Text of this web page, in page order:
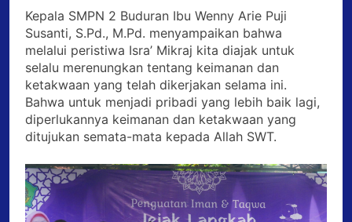
Kepala SMPN 2 Buduran Ibu Wenny Arie Puji
Susanti, S.Pd., M.Pd. menyampaikan bahwa
melalui peristiwa Isra’ Mikraj kita diajak untuk
selalu merenungkan tentang keimanan dan
ketakwaan yang telah dikerjakan selama ini.
Bahwa untuk menjadi pribadi yang lebih baik lagi,
diperlukannya keimanan dan ketakwaan yang
ditujukan semata-mata kepada Allah SWT.